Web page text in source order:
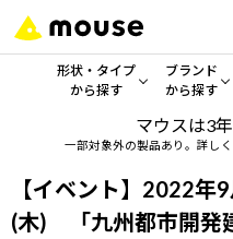
形状・タイプ
から探す
形状・タイプから探す
デスクトップPC
ブランド
から探す
mouse
G TUNE
マウスは3
一部対象外の製品あり。詳し
【イベント】2022年
(木) 「九州都市開発